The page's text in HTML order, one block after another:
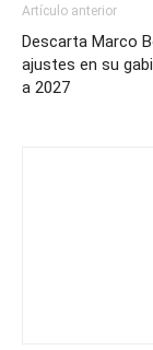
Artículo anterior
Descarta Marco
ajustes en su
a 2027